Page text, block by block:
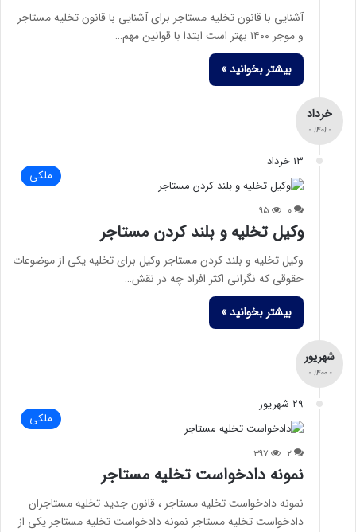
آشنایی با قانون تخلیه مستاجر برای آشنایی با قانون تخلیه مستاجر
و موجر ۱۴۰۰ بهتر است ابتدا با قوانین مهم…
بیشتر بخوانید »
خرداد
- ۱۴۰۱ -
۱۳ خرداد
ملکی
۰ ۹۵
وکیل تخلیه و بلند کردن مستاجر
وکیل تخلیه و بلند کردن مستاجر وکیل برای تخلیه یکی از موضوعات
حقوقی که نگرانی اکثر افراد چه در نقش…
بیشتر بخوانید »
شهریور
- ۱۴۰۰ -
۲۹ شهریور
ملکی
۲ ۳۹۷
نمونه دادخواست تخلیه مستاجر
نمونه دادخواست تخلیه مستاجر ، قانون جدید تخلیه مستاجران
دادخواست تخلیه مستاجر نمونه دادخواست تخلیه مستاجر یکی از